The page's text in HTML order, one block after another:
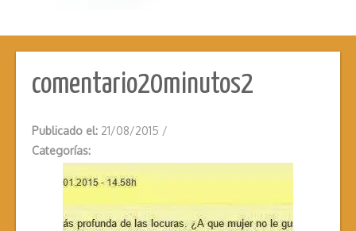
comentario20minutos2
Publicado el: 21/08/2015 /
Categorías: